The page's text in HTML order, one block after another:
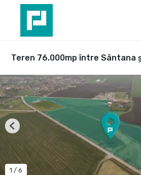
Teren 76.000mp între Sântana
1 / 6
Previous